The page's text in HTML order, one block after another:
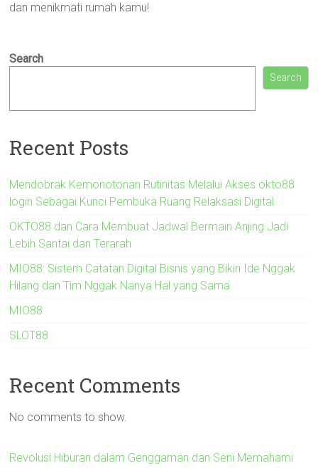
dan menikmati rumah kamu!
Search
Search
Recent Posts
Mendobrak Kemonotonan Rutinitas Melalui Akses okto88
login Sebagai Kunci Pembuka Ruang Relaksasi Digital
OKTO88 dan Cara Membuat Jadwal Bermain Anjing Jadi
Lebih Santai dan Terarah
MIO88: Sistem Catatan Digital Bisnis yang Bikin Ide Nggak
Hilang dan Tim Nggak Nanya Hal yang Sama
MIO88
SLOT88
Recent Comments
No comments to show.
Revolusi Hiburan dalam Genggaman dan Seni Memahami